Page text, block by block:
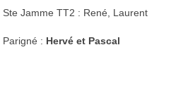
Ste Jamme TT2 : René, Laurent
Parigné : Hervé et Pascal